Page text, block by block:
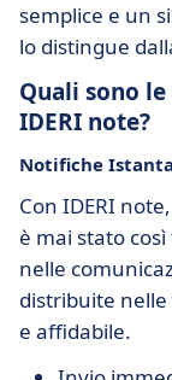
semplice e un
lo distingue
Quali sono
IDERI note?
Notifiche
Con IDERI
è mai stato
nelle
distribuite
e affidabile.